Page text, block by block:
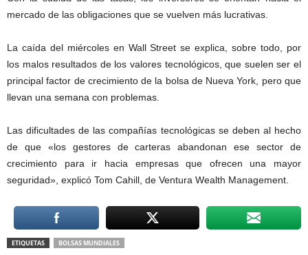
mercado de las obligaciones que se vuelven más lucrativas.
La caída del miércoles en Wall Street se explica, sobre todo, por
los malos resultados de los valores tecnológicos, que suelen ser el
principal factor de crecimiento de la bolsa de Nueva York, pero que
llevan una semana con problemas.
Las dificultades de las compañías tecnológicas se deben al hecho
de que «los gestores de carteras abandonan ese sector de
crecimiento para ir hacia empresas que ofrecen una mayor
seguridad», explicó Tom Cahill, de Ventura Wealth Management.
ETIQUETAS BOLSAS MUNDIALES